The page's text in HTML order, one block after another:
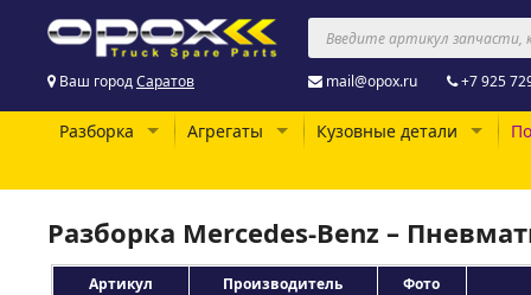
Ваш городСаратов mail@opox.ru +7 925
Разборка Агрегаты Кузовные детали
Разборка Mercedes-Benz –
Артикул Производитель
Фото